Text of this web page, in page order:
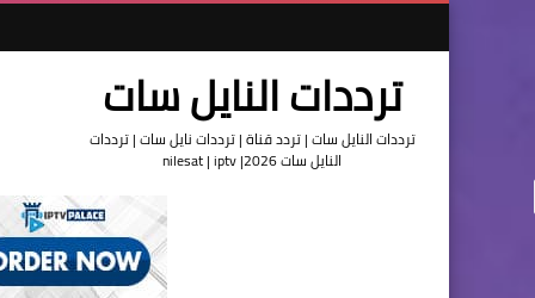
ترددات النايل سات
ترددات النايل سات | تردد قناة | ترددات نايل سات | ترددات
النايل سات 2026| nilesat | iptv